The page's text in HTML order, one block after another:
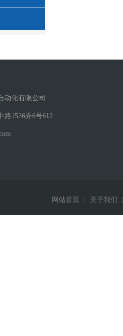
动化有限公司
路1536弄6号612
网站首页 关于我们